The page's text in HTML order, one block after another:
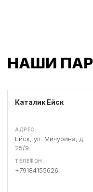
НАШИ
Каталик Ейск
АДРЕС:
Ейск, ул. Мичурина, д.
25/9
ТЕЛЕФОН:
+79184155626